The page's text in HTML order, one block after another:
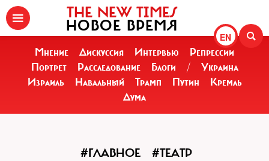
EN
THE NEW TIMES
НОВОЕ ВРЕМЯ
Мнение Дискуссия Интервью
Репрессии
Портрет
Расследование Блоги /
Украина
Израиль
Навальный Трамп Путин
Кремль
Дума
#ГЛАВНОЕ #ТЕАТР